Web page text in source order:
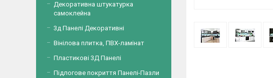
Декоративна штукатурка
самоклейна
3д Панелі Декоративні
Вінілова плитка, ПВХ-ламінат
Пластикові 3Д Панелі
Підлогове покриття Панелі-Пазли